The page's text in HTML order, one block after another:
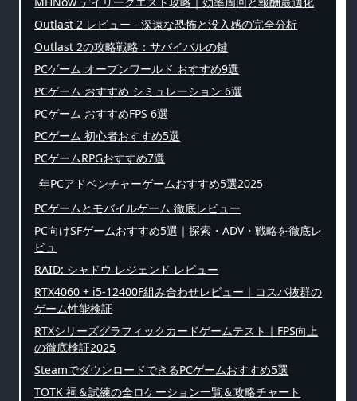
Outlast 2 レビュー - 深遠な恐怖と没入感の完全分析
Outlast 2の攻略戦略：サバイバルの鍵
PCゲーム オープンワールド おすすめ9選
PCゲーム おすすめ シミュレーション 6選
PCゲーム おすすめFPS 6選
PCゲーム 初心者おすすめ5選
PCゲームRPGおすすめ7選
年PCアドベンチャーゲームおすすめ5選2025
PCゲームとモバイルゲーム 徹底レビュー
PC向けSFゲームおすすめ5選｜探索・ADV・戦略を徹底レ
ビュ
RAID: シャドウ レジェンド レビュー
RTX4060 + i5-12400F組み合わせレビュー｜コスパ抜群の
ゲーム性能検証
RTXシリーズグラフィックカードゲームテスト｜FPS向上
の徹底検証2025
SteamでダウンロードできるPCゲームおすすめ5選
TOTK 祠＆試練の全ロケーション一覧＆攻略チャート